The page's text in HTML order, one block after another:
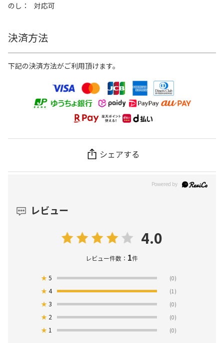
のし
対応可
決済方法
下記の決済方法がご利用頂けます。
シェアする
レビュー
4.0
レビュー件数： 1件
★5 (0)
★4 (1)
★3 (0)
★ 2 (0)
★ 1 (0)